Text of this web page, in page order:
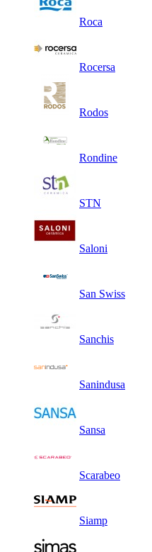
Roca
Rocersa
Rodos
Rondine
STN
Saloni
San Swiss
Sanchis
Sanindusa
Sansa
Scarabeo
Siamp